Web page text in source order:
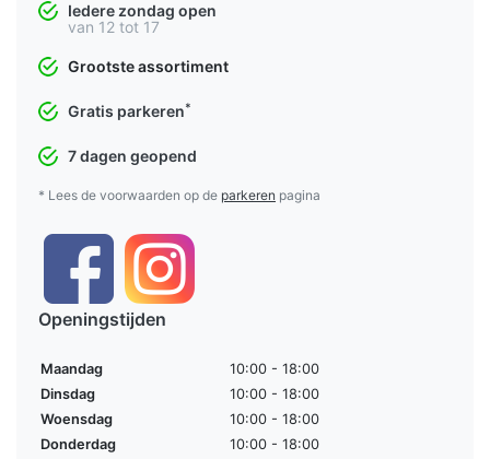
Iedere zondag open
van 12 tot 17
Grootste assortiment
Gratis parkeren*
7 dagen geopend
* Lees de voorwaarden op de parkeren pagina
Openingstijden
Maandag
10:00 - 18:00
Dinsdag
10:00 - 18:00
Woensdag
10:00 - 18:00
Donderdag
10:00 - 18:00